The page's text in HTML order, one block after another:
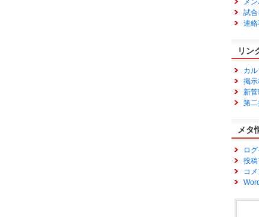
メ
試合
連
リン
カ
掲示
新
第二
メタ
ロ
投
コ